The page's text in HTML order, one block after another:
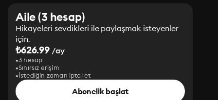
Aile (3 hesap)
Hikayeleri sevdikleri ile paylaşmak isteyenler
için.
₺626.99 /ay
3 hesap
Sınırsız erişim
İstediğin zaman iptal et
Abonelik başlat